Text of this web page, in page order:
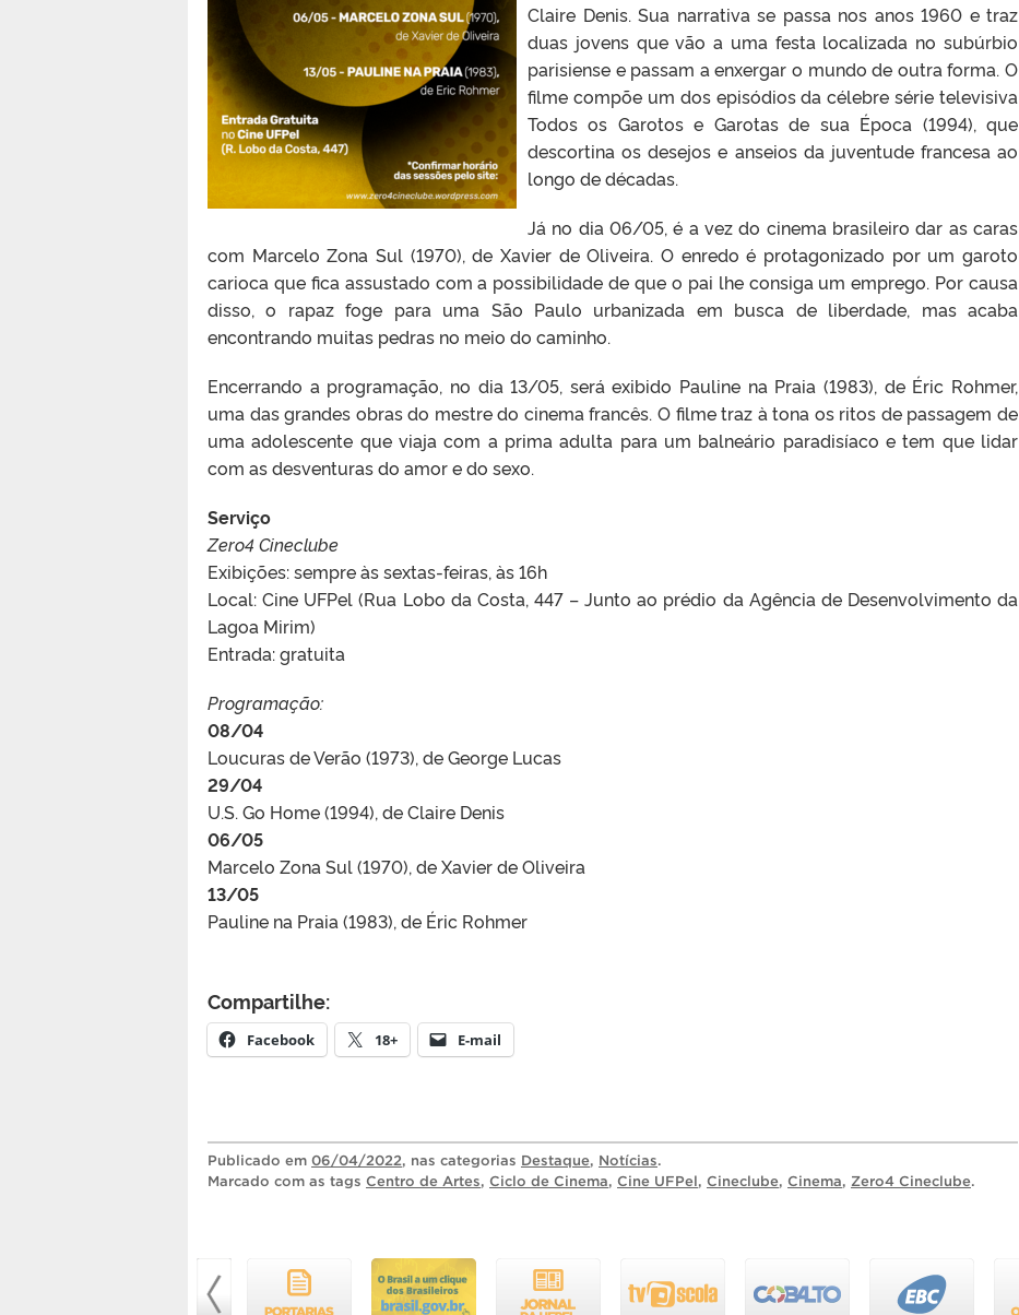
Claire Denis. Sua narrativa se passa nos anos 1960 e traz
duas jovens que vão a uma festa localizada no subúrbio
parisiense e passam a enxergar o mundo de outra forma. O
filme compõe um dos episódios da célebre série televisiva
Todos os Garotos e Garotas de sua Época (1994), que
descortina os desejos e anseios da juventude francesa ao
longo de décadas.
Já no dia 06/05, é a vez do cinema brasileiro dar as caras
com Marcelo Zona Sul (1970), de Xavier de Oliveira. O enredo é protagonizado por um garoto
carioca que fica assustado com a possibilidade de que o pai lhe consiga um emprego. Por causa
disso, o rapaz foge para uma São Paulo urbanizada em busca de liberdade, mas acaba
encontrando muitas pedras no meio do caminho.
Encerrando a programação, no dia 13/05, será exibido Pauline na Praia (1983), de Éric Rohmer,
uma das grandes obras do mestre do cinema francês. O filme traz à tona os ritos de passagem de
uma adolescente que viaja com a prima adulta para um balneário paradisíaco e tem que lidar
com as desventuras do amor e do sexo.
Serviço
Zero4 Cineclube
Exibições: sempre às sextas-feiras, às 16h
Local: Cine UFPel (Rua Lobo da Costa, 447 – Junto ao prédio da Agência de Desenvolvimento da
Lagoa Mirim)
Entrada: gratuita
Programação:
08/04
Loucuras de Verão (1973), de George Lucas
29/04
U.S. Go Home (1994), de Claire Denis
06/05
Marcelo Zona Sul (1970), de Xavier de Oliveira
13/05
Pauline na Praia (1983), de Éric Rohmer
Compartilhe:
Facebook 18+ E-mail
Publicado em 06/04/2022, nas categorias Destaque, Notícias.
Marcado com as tags Centro de Artes, Ciclo de Cinema, Cine UFPel, Cineclube, Cinema, Zero4 Cineclube.